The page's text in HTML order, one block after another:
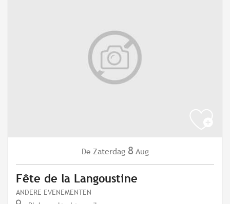
De Zaterdag 8 Aug
Fête de la Langoustine
ANDERE EVENEMENTEN